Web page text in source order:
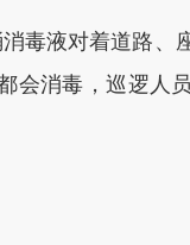
液对着道路、
会消毒，巡逻人